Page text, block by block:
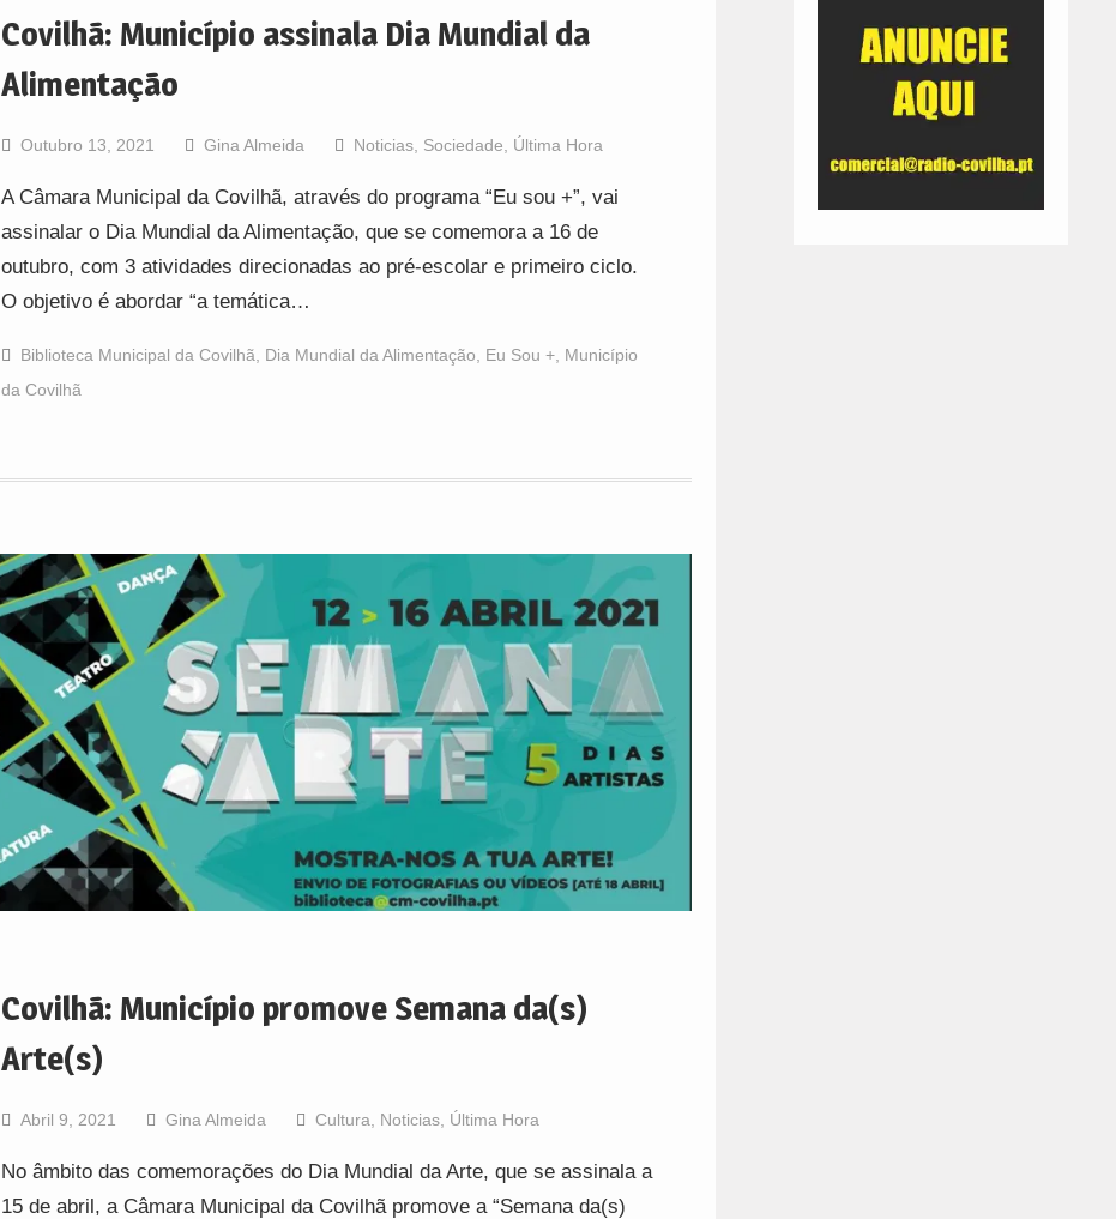
Covilhã: Município assinala Dia Mundial da
Alimentação
Outubro 13, 2021 Gina Almeida Noticias, Sociedade Última Hora
A Câmara Municipal da Covilhã, através do programa “Eu sou +”, vai
assinalar o Dia Mundial da Alimentação, que se comemora a 16 de
outubro, com 3 atividades direcionadas ao pré-escolar e primeiro ciclo.
O objetivo é abordar “a temática…
Biblioteca Municipal da Covilhã Dia Mundial da Alimentação Eu Sou +, Município
da Covilhã
Covilhã: Município promove Semana da(s)
Arte(s)
Abril 9, 2021 Gina Almeida Cultura Noticias, Última Hora
No âmbito das comemorações do Dia Mundial da Arte, que se assinala a
15 de abril, a Câmara Municipal da Covilhã promove a “Semana da(s)